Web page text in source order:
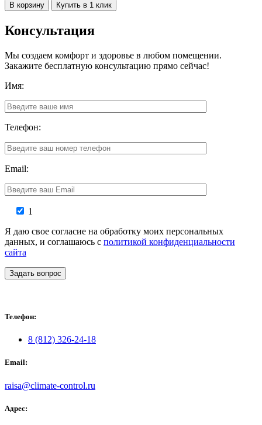
В корзину Купить в 1 клик
Консультация
Мы создаем комфорт и здоровье в любом помещении.
Закажите бесплатную консультацию прямо сейчас!
Имя:
Телефон:
Email:
1
Я даю свое согласие на обработку моих персональных
данных, и соглашаюсь с политикой конфиденциальности
сайта
Задать вопрос
Телефон:
8 (812) 326-24-18
Email:
raisa@climate-control.ru
Адрес: